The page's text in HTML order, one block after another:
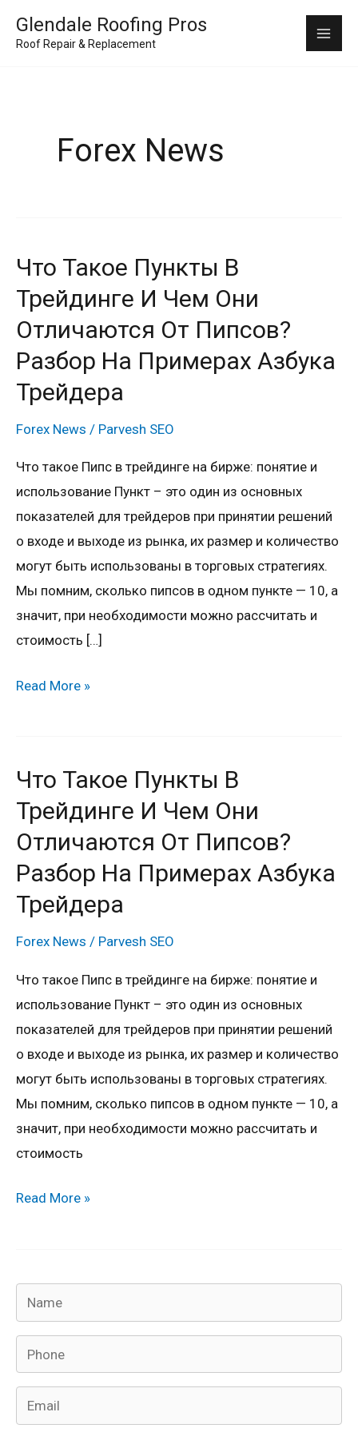
Glendale Roofing Pros
Roof Repair & Replacement
Forex News
Что Такое Пункты В
Трейдинге И Чем Они
Отличаются От Пипсов?
Разбор На Примерах Азбука
Трейдера
Forex News / Parvesh SEO
Что такое Пипс в трейдинге на бирже: понятие и
использование Пункт – это один из основных
показателей для трейдеров при принятии решений
о входе и выходе из рынка, их размер и количество
могут быть использованы в торговых стратегиях.
Мы помним, сколько пипсов в одном пункте — 10, а
значит, при необходимости можно рассчитать и
стоимость […]
Что
такое
пункты
в
трейдинге
и
они
отличаются
от
пипсов?
Разбор
на
примерах
Азбука
трейдера
Read More »
Что Такое Пункты В
Трейдинге И Чем Они
Отличаются От Пипсов?
Разбор На Примерах Азбука
Трейдера
Forex News / Parvesh SEO
Что такое Пипс в трейдинге на бирже: понятие и
использование Пункт – это один из основных
показателей для трейдеров при принятии решений
о входе и выходе из рынка, их размер и количество
могут быть использованы в торговых стратегиях.
Мы помним, сколько пипсов в одном пункте — 10, а
значит, при необходимости можно рассчитать и
стоимость
Что
такое
пункты
в
трейдинге
и
они
отличаются
от
пипсов?
Разбор
на
примерах
Азбука
трейдера
Read More »